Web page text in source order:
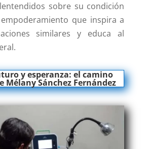
sobre su condición
que inspira a
similares y educa al
y esperanza: el camino
Mélany Sánchez Fernández